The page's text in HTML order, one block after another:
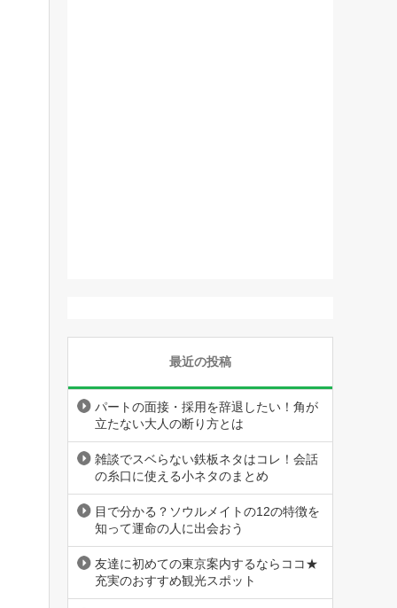
最近の投稿
パートの面接・採用を辞退したい！角が
立たない大人の断り方とは
雑談でスベらない鉄板ネタはコレ！会話
の糸口に使える小ネタのまとめ
目で分かる？ソウルメイトの12の特徴を
知って運命の人に出会おう
友達に初めての東京案内するならココ★
充実のおすすめ観光スポット